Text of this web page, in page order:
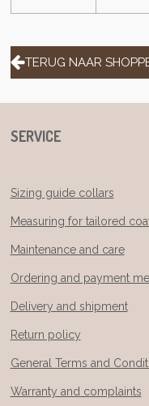
TERUG NAAR
SERVICE
Sizing guide collars
Measuring for tailored
Maintenance and care
Ordering and payment
Delivery and shipment
Return policy
General Terms and
Warranty and complaints